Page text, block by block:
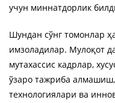
учун миннатдорлик
Шундан сўнг томонлар
имзоладилар. Мулоқот
мутахассис кадрлар,
ўзаро тажриба
технологиялари ва